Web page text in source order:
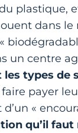
plastique,
dans
un centre
types de
payer
«
qu’il